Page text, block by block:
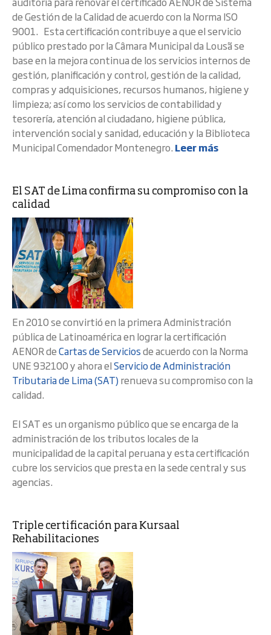
de Gestión de la Calidad de acuerdo con la Norma ISO
9001. Esta certificación contribuye a que el servicio
público prestado por la Câmara Municipal da Lousã se
base en la mejora continua de los servicios internos de
gestión, planificación y control, gestión de la calidad,
compras y adquisiciones, recursos humanos, higiene y
limpieza; así como los servicios de contabilidad y
tesorería, atención al ciudadano, higiene pública,
intervención social y sanidad, educación y la Biblioteca
Municipal Comendador Montenegro. Leer más
El SAT de Lima confirma su compromiso con la
calidad
En 2010 se convirtió en la primera Administración
pública de Latinoamérica en lograr la certificación
AENOR deCartas de Serviciosde acuerdo con la Norma
UNE 932100 y ahora elServicio de Administración
Tributaria de Lima (SAT) renueva su compromiso con la
calidad.
El SAT es un organismo público que se encarga de la
administración de los tributos locales de la
municipalidad de la capital peruana y esta certificación
cubre los servicios que presta en la sede central y sus
agencias.
Triple certificación para Kursaal
Rehabilitaciones